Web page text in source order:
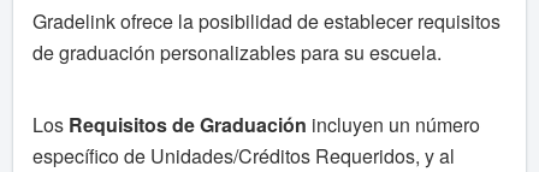
Gradelink ofrece la posibilidad de establecer requisitos
de graduación personalizables para su escuela.
Los Requisitos de Graduación incluyen un número
específico de Unidades/Créditos Requeridos, y al